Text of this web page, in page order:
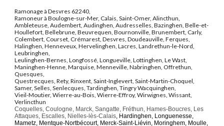
Ramonage à Desvres 62240,
Ramoneur à Boulogne-sur-Mer, Calais, Saint-Omer, Alincthun,
Ambleteuse, Audembert, Audinghen, Audresselles, Bazinghen, Belle-et-
Houllefort, Bellebrune, Beuvrequen, Bournonville, Brunembert, Carly,
Colembert, Courset, Crémarest, Desvres, Doudeauville, Ferques,
Halinghen, Henneveux, Hervelinghen, Lacres, Landrethun-le-Nord,
Leubringhen,
Leulinghen-Bernes, Longfossé, Longueville, Lottinghen, Le Wast,
Maninghen-Henne, Marquise, Menneville, Nabringhen, Offrethun,
Quesques,
Questrecques, Rety, Rinxent, Saint-Inglevert, Saint-Martin-Choquel,
Samer, Selles, Senlecques, Tardinghen, Tingry Wacquinghen,
Vieil-Moutier, Wierre-au-Bois, Wierre-Effroy, Wirwignes, Wissant,
Verlincthun
Coquelles, Coulogne, Marck, Sangatte, Fréthun, Hames-Boucres, Les
Attaques, Escalles, Nielles-lès-Calais, Hardinghen, Longuenesse,
Mametz, Mentque-Nortbécourt, Merck-Saint-Liévin, Moringhem, Moulle,